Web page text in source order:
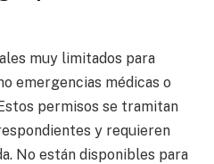
muy limitados para
emergencias médicas o
permisos se tramitan
y requieren
No están disponibles para